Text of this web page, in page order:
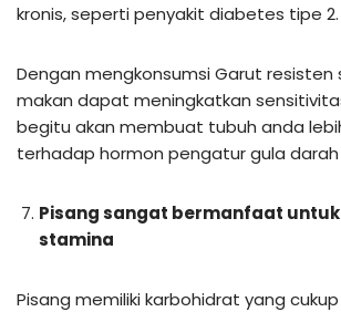
kronis, seperti penyakit diabetes tipe 2.
Dengan mengkonsumsi Garut
makan dapat meningkatkan
begitu akan membuat tubuh anda
terhadap hormon pengatur gula
Pisang sangat bermanfaat
stamina
Pisang memiliki karbohidrat yang